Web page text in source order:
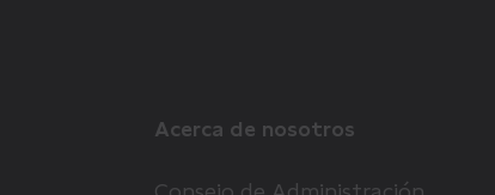
Acerca de nosotros